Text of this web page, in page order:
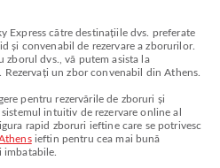
Express către destinațiile dvs. preferate
și convenabil de rezervare a zborurilor.
zborul dvs., vă putem asista la
un zbor convenabil din Athens.
pentru rezervările de zboruri și
intuitiv de rezervare online al
rapid zboruri ieftine care se potrivesc
ieftin pentru cea mai bună
imbatabile.